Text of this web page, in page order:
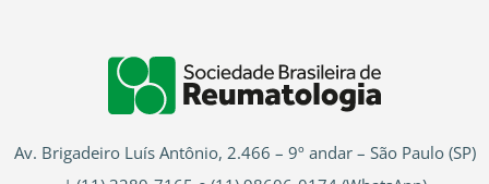
Av. Brigadeiro Luís Antônio, 2.466 – 9º andar – São Paulo (SP)